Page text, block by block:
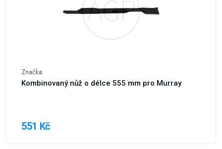
Značka:
Kombinovaný nůž o délce 555 mm pro Murray
551 Kč